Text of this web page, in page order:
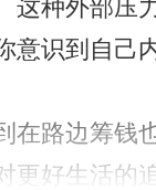
这种外部压
意识到自己
在路边筹钱
更好生活的